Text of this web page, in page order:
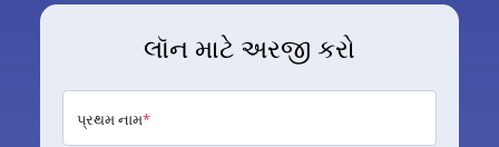
લૉન માટે અરજી કરો
પ્રથમ નામ*